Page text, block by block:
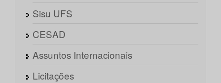
Sisu UFS
CESAD
Assuntos Internacionais
Licitações